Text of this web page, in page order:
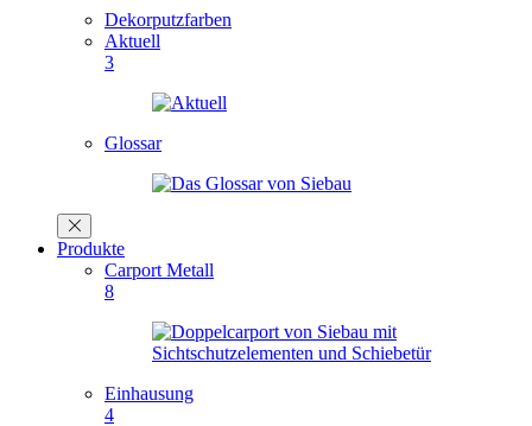
Dekorputzfarben
Aktuell
3
Glossar
Produkte
Carport Metall
8
Einhausung
4